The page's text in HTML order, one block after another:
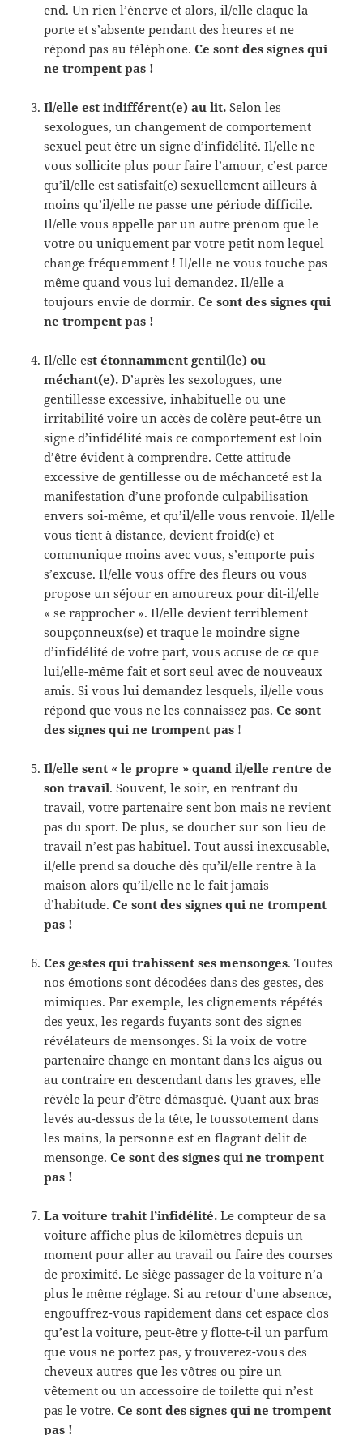
end. Un rien l’énerve et alors, il/elle claque la
porte et s’absente pendant des heures et ne
répond pas au téléphone.Ce sont des signes qui
ne trompent pas !
Il/elle est indifférent(e) au lit. Selon les
sexologues, un changement de comportement
sexuel peut être un signe d’infidélité. Il/elle ne
vous sollicite plus pour faire l’amour, c’est parce
qu’il/elle est satisfait(e) sexuellement ailleurs à
moins qu’il/elle ne passe une période difficile.
Il/elle vous appelle par un autre prénom que le
votre ou uniquement par votre petit nom lequel
change fréquemment ! Il/elle ne vous touche pas
même quand vous lui demandez. Il/elle a
toujours envie de dormir.Ce sont des signes qui
ne trompent pas !
Il/elle est étonnamment gentil(le) ou
méchant(e). D’après les sexologues, une
gentillesse excessive, inhabituelle ou une
irritabilité voire un accès de colère peut-être un
signe d’infidélité mais ce comportement est loin
d’être évident à comprendre. Cette attitude
excessive de gentillesse ou de méchanceté est la
manifestation d’une profonde culpabilisation
envers soi-même, et qu’il/elle vous renvoie. Il/elle
vous tient à distance, devient froid(e) et
communique moins avec vous, s’emporte puis
s’excuse. Il/elle vous offre des fleurs ou vous
propose un séjour en amoureux pour dit-il/elle
« se rapprocher ». Il/elle devient terriblement
soupçonneux(se) et traque le moindre signe
d’infidélité de votre part, vous accuse de ce que
lui/elle-même fait et sort seul avec de nouveaux
amis. Si vous lui demandez lesquels, il/elle vous
répond que vous ne les connaissez pas.Ce sont
des signes qui ne trompent pas !
Il/elle sent « le propre » quand il/elle rentre de
son travail. Souvent, le soir, en rentrant du
travail, votre partenaire sent bon mais ne revient
pas du sport. De plus, se doucher sur son lieu de
travail n’est pas habituel. Tout aussi inexcusable,
il/elle prend sa douche dès qu’il/elle rentre à la
maison alors qu’il/elle ne le fait jamais
d’habitude.Ce sont des signes qui ne trompent
pas !
Ces gestes qui trahissent ses mensonges. Toutes
nos émotions sont décodées dans des gestes, des
mimiques. Par exemple, les clignements répétés
des yeux, les regards fuyants sont des signes
révélateurs de mensonges. Si la voix de votre
partenaire change en montant dans les aigus ou
au contraire en descendant dans les graves, elle
révèle la peur d’être démasqué. Quant aux bras
levés au-dessus de la tête, le toussotement dans
les mains, la personne est en flagrant délit de
mensonge.Ce sont des signes qui ne trompent
pas !
La voiture trahit l’infidélité. Le compteur de sa
voiture affiche plus de kilomètres depuis un
moment pour aller au travail ou faire des courses
de proximité. Le siège passager de la voiture n’a
plus le même réglage. Si au retour d’une absence,
engouffrez-vous rapidement dans cet espace clos
qu’est la voiture, peut-être y flotte-t-il un parfum
que vous ne portez pas, y trouverez-vous des
cheveux autres que les vôtres ou pire un
vêtement ou un accessoire de toilette qui n’est
pas le votre.Ce sont des signes qui ne trompent
pas !